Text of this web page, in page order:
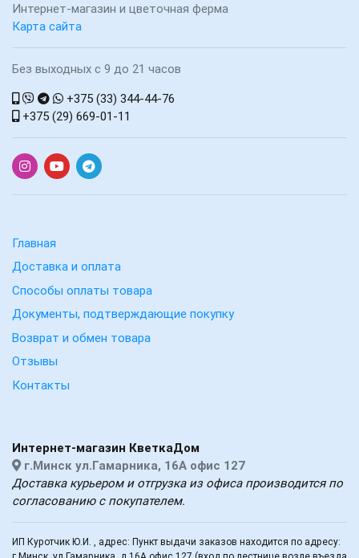
Интернет-магазин и цветочная ферма
Карта сайта
Без выходных с 9 до 21 часов
+375 (33) 344-44-76
+375 (29) 669-01-11
Главная
Доставка и оплата
Способы оплаты товара
Документы, подтверждающие покупку
Возврат и обмен товара
Отзывы
Контакты
Интернет-магазин КветкаДом
г.Минск ул.Гамарника, 16А офис 127
Доставка курьером и отгрузка из офиса производится по
согласованию с покупателем.
ИП Куротчик Ю.И. , адрес: Пункт выдачи заказов находится по адресу: